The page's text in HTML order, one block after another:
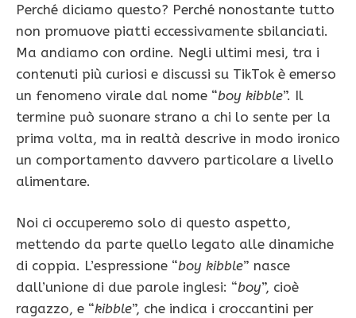
Perché diciamo questo? Perché nonostante tutto
non promuove piatti eccessivamente sbilanciati.
Ma andiamo con ordine. Negli ultimi mesi, tra i
contenuti più curiosi e discussi su TikTok è emerso
un fenomeno virale dal nome “boy kibble”. Il
termine può suonare strano a chi lo sente per la
prima volta, ma in realtà descrive in modo ironico
un comportamento davvero particolare a livello
alimentare.
Noi ci occuperemo solo di questo aspetto,
mettendo da parte quello legato alle dinamiche
di coppia. L’espressione “boy kibble” nasce
dall’unione di due parole inglesi: “boy”, cioè
ragazzo, e “kibble”, che indica i croccantini per